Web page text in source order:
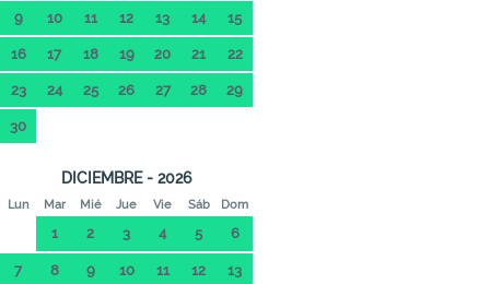
9 10 11 12 13 14 15
16 17 18 19 20 21 22
23 24 25 26 27 28 29
30
DICIEMBRE - 2026
Lun Mar Mié Jue Vie Sáb Dom
1 2 3 4 5 6
7 8 9 10 11 12 13